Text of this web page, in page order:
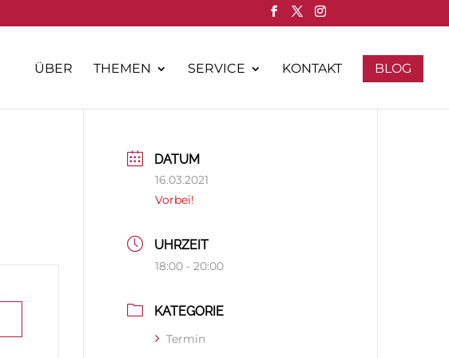
ÜBER THEMEN SERVICE KONTAKT BLOG
DATUM
16.03.2021
Vorbei!
UHRZEIT
18:00 - 20:00
KATEGORIE
Termin